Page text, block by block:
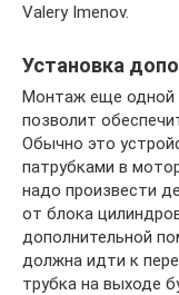
Valery Imenov.
Установка
Монтаж еще одной
позволит
Обычно это
патрубками в
надо произвести
от блока
дополнительной
должна идти к
трубка на выходе